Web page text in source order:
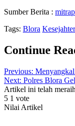
Sumber Berita :
Tags: Blora
Continue
Previous:
Next: Polres Blora
Artikel ini telah
5 1 vote
Nilai Artikel